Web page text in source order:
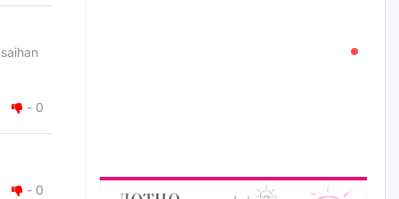
- 0
- 0